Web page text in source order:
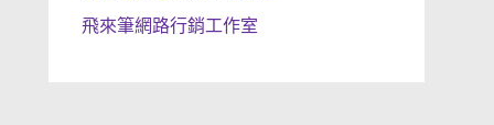
飛來筆網路行銷工作室